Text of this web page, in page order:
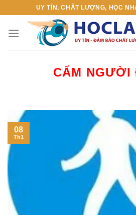
content
UY TÍN, CHẤT LƯỢNG, HỌC
CẤM NGƯỜI
08
Th1